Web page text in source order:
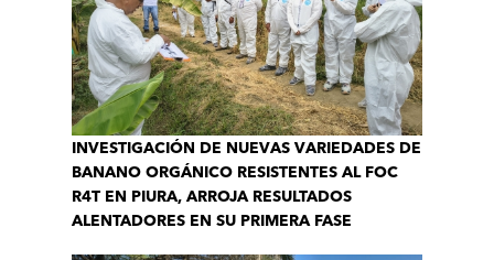
INVESTIGACIÓN DE NUEVAS VARIEDADES DE
BANANO ORGÁNICO RESISTENTES AL FOC
R4T EN PIURA, ARROJA RESULTADOS
ALENTADORES EN SU PRIMERA FASE